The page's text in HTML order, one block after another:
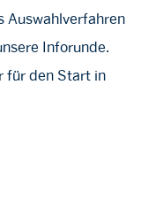
Auswahlverfahren
Inforunde.
für den Start in